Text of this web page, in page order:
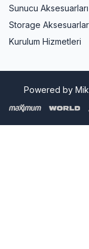
Sunucu Aksesuarları
Storage
Kurulum Hizmetleri
Powered by